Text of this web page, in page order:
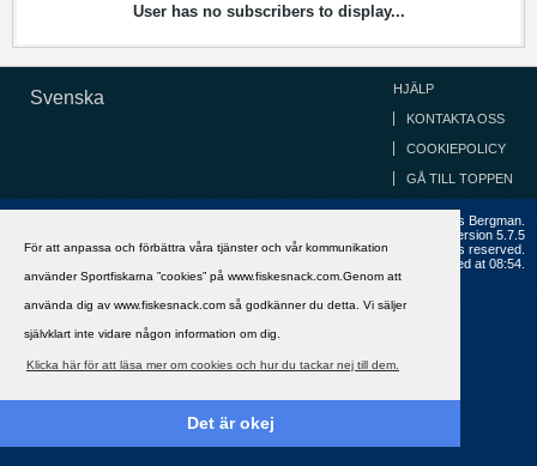
För att anpassa och förbättra våra tjänster och vår kommunikation
använder Sportfiskarna ”cookies” på www.fiskesnack.com.Genom att
använda dig av www.fiskesnack.com så godkänner du detta. Vi säljer
självklart inte vidare någon information om dig.
Klicka här för att läsa mer om cookies och hur du tackar nej till dem.
Det är okej
User has no subscribers to display...
Svenska HJÄLP
KONTAKTA OSS
COOKIEPOLICY
GÅ TILL TOPPEN
Copyright ©2002 - 2021, FiskeSnack.com. Grundad 2002 av Anders Bergman.
Version 5.7.5
Copyright © 2026 MH Sub I, LLC dba vBulletin. All rights reserved.
All times are GMT+1. This page was generated at 08:54.